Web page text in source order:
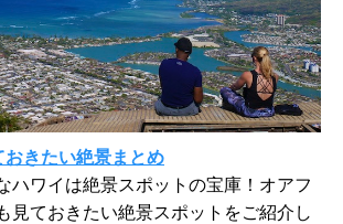
きたい絶景まとめ
ハワイは絶景スポットの宝庫！オアフ
見ておきたい絶景スポットをご紹介し